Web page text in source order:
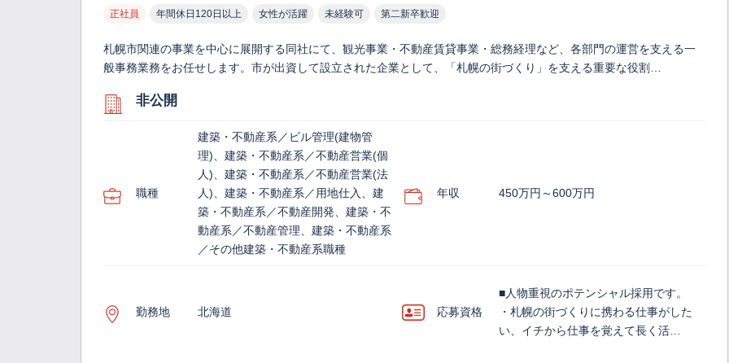
正社員 年間休日120日以上 女性が活躍 未経験可 第二新卒歓迎
札幌市関連の事業を中心に展開する同社にて、観光事業・不動産賃貸事業・総務経理など、各部門の運営を支える一
般事務業務をお任せします。市が出資して設立された企業として、「札幌の街づくり」を支える重要な役割…
非公開
職種
建築・不動産系／ビル管理(建物管
理)、建築・不動産系／不動産営業(個
人)、建築・不動産系／不動産営業(法
人)、建築・不動産系／用地仕入、建
築・不動産系／不動産開発、建築・不
動産系／不動産管理、建築・不動産系
／その他建築・不動産系職種
年収 450万円～600万円
勤務地 北海道 応募資格
■人物重視のポテンシャル採用です。
・札幌の街づくりに携わる仕事がした
い、イチから仕事を覚えて長く活…